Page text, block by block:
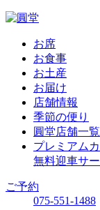
お席
お食事
お土産
お届け
店舗情報
季節の便り
圓堂店舗一覧
プレミアム
無料迎車サ
ご予約
075-551-1488